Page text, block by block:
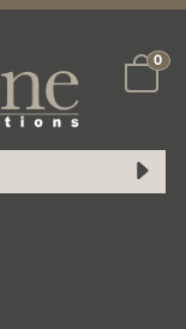
0